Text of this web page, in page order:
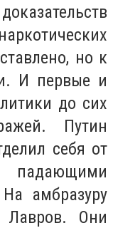
но к
И первые и
до сих
Путин
себя от
падающими
амбразуру
Они